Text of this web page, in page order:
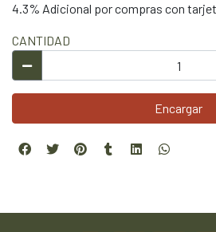
4.3% Adicional por compras con
CANTIDAD
Encargar